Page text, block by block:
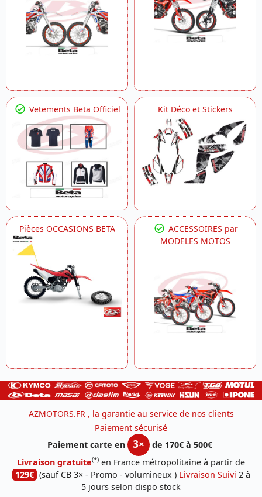
Vetements Beta Officiel Kit Déco et Stickers
Pièces OCCASIONS BETA
ACCESSOIRES par
MODELES MOTOS
AZMOTORS.FR , la garantie au service de nos clients
Paiement sécurisé
Paiement carte en
3×
de 170€ à 500€
Livraison gratuite(*) en France métropolitaine à partir de
129€ (sauf CB 3× - Promo - volumineux ) Livraison Suivi 2 à
5 jours selon dispo stock